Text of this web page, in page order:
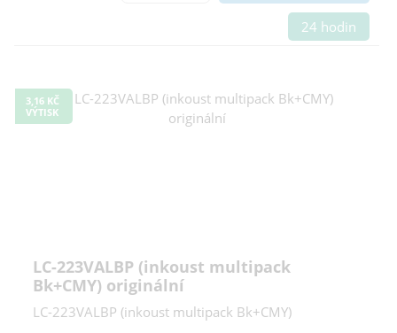
24 hodin
3,16 KČ
VÝTISK
LC-223VALBP (inkoust multipack
Bk+CMY) originální
LC-223VALBP (inkoust multipack Bk+CMY)